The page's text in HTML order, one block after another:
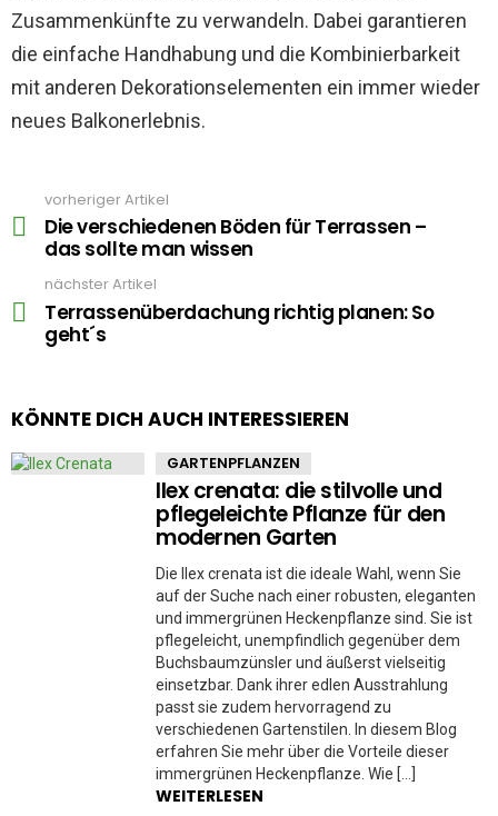
Zusammenkünfte zu verwandeln. Dabei garantieren
die einfache Handhabung und die Kombinierbarkeit
mit anderen Dekorationselementen ein immer wieder
neues Balkonerlebnis.
more
vorheriger Artikel
Die verschiedenen Böden für Terrassen –
das sollte man wissen
nächster Artikel
Terrassenüberdachung richtig planen: So
geht´s
KÖNNTE DICH AUCH INTERESSIEREN
GARTENPFLANZEN
Ilex crenata: die stilvolle und
pflegeleichte Pflanze für den
modernen Garten
Die Ilex crenata ist die ideale Wahl, wenn Sie
auf der Suche nach einer robusten, eleganten
und immergrünen Heckenpflanze sind. Sie ist
pflegeleicht, unempfindlich gegenüber dem
Buchsbaumzünsler und äußerst vielseitig
einsetzbar. Dank ihrer edlen Ausstrahlung
passt sie zudem hervorragend zu
verschiedenen Gartenstilen. In diesem Blog
erfahren Sie mehr über die Vorteile dieser
immergrünen Heckenpflanze. Wie […]
WEITERLESEN